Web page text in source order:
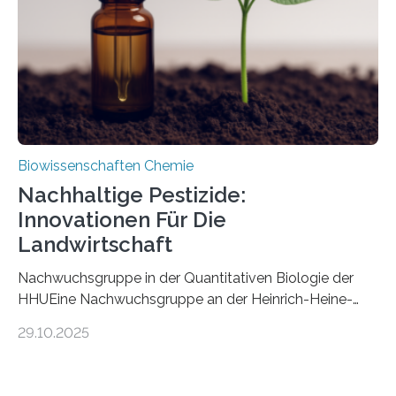
stellt gleichzeitig den ersten Fossilfund einer
Mückenlarve aus dem Mesozoikum dar, denn…
Biowissenschaften Chemie
Nachhaltige Pestizide:
Innovationen Für Die
Landwirtschaft
Nachwuchsgruppe in der Quantitativen Biologie der
HHUEine Nachwuchsgruppe an der Heinrich-Heine-
fünf Jahren erforschen, wie Bakterien auf
29.10.2025